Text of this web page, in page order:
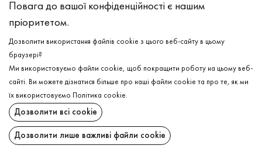
ДОГЛЯД
Прання в холодній воді (до 30 ° C)
Відбілювання заборонено
Щадний віджим і сушка
Щадна хімчистка
Поширити:
ChatGPT
Google
Perplexity Grok
Підпишіться на останні оновлення та дізнавайтеся про новинки та спеціальні
Повага до вашої конфіденційності є нашим
пріоритетом.
Дозволити використання файлів cookie з цього веб-сайту в цьому
браузері?
Ми використовуємо файли cookie, щоб покращити роботу на цьому веб-
сайті. Ви можете дізнатися більше про наші файли cookie та про те, як ми
їх використовуємо
Політика cookie.
Дозволити всі cookie
Дозволити лише важливі файли cookie